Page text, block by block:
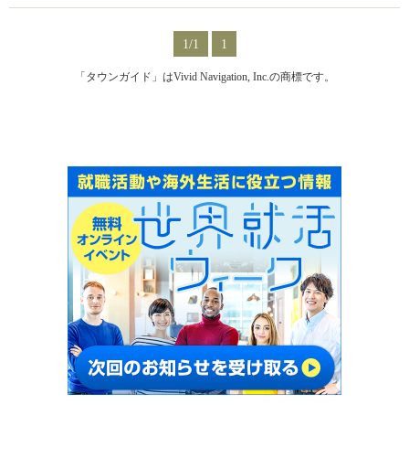
1/1 1
「タウンガイド」はVivid Navigation, Inc.の商標です。